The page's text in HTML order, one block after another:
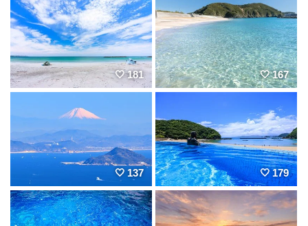
181 167
137 179